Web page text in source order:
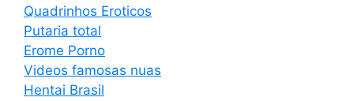
Quadrinhos Eroticos
Putaria total
Erome Porno
Videos famosas nuas
Hentai Brasil